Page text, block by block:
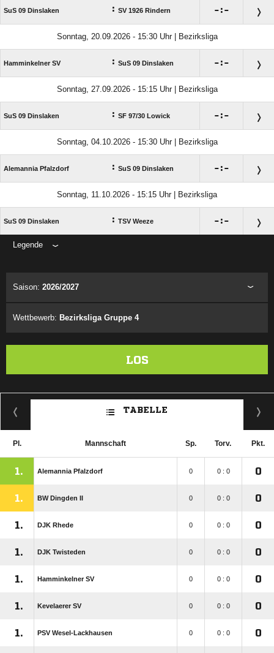
SuS 09 Dinslaken : SV 1926 Rindern :
Sonntag, 20.09.2026 - 15:30 Uhr | Bezirksliga
Hamminkelner SV : SuS 09 Dinslaken :
Sonntag, 27.09.2026 - 15:15 Uhr | Bezirksliga
SuS 09 Dinslaken : SF 97/​30 Lowick :
Sonntag, 04.10.2026 - 15:30 Uhr | Bezirksliga
Alemannia Pfalzdorf : SuS 09 Dinslaken :
Sonntag, 11.10.2026 - 15:15 Uhr | Bezirksliga
SuS 09 Dinslaken : TSV Weeze :
Legende
Saison: 2026/2027
Wettbewerb: Bezirksliga Gruppe 4
LOS
TABELLE
Pl. Mannschaft Sp. Torv. Pkt.
1. Alemannia Pfalzdorf 0 0 : 0 0
1. BW Dingden II 0 0 : 0 0
1. DJK Rhede 0 0 : 0 0
1. DJK Twisteden 0 0 : 0 0
1. Hamminkelner SV 0 0 : 0 0
1. Kevelaerer SV 0 0 : 0 0
1. PSV Wesel-Lackhausen 0 0 : 0 0